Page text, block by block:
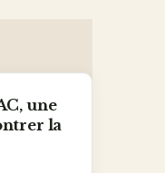
une
la